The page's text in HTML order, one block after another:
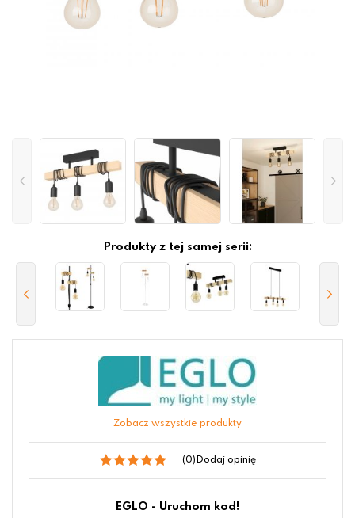
Produkty z tej samej serii:
Zobacz wszystkie produkty
(0) Dodaj opinię
EGLO - Uruchom kod!